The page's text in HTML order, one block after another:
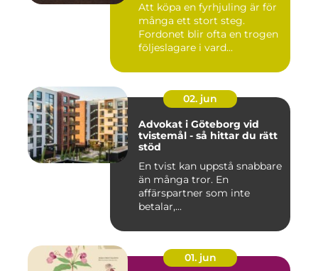
Att köpa en fyrhjuling är för
många ett stort steg.
Fordonet blir ofta en trogen
följeslagare i vard...
02. jun
Advokat i Göteborg vid
tvistemål - så hittar du rätt
stöd
En tvist kan uppstå snabbare
än många tror. En
affärspartner som inte
betalar,...
01. jun